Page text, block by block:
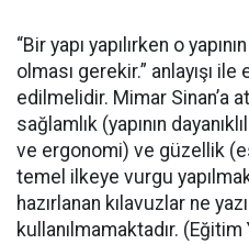
“Bir yapı yapılırken o
olması gerekir.” anlayışı
edilmelidir. Mimar Sinan’a
sağlamlık (yapının
ve ergonomi) ve güzellik
temel ilkeye vurgu
hazırlanan kılavuzlar ne
kullanılmamaktadır. (Eğitim